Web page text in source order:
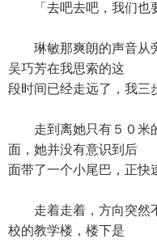
「去吧去吧，我们也要
琳敏那爽朗的声音从旁
吴巧芳在我思索的这
段时间已经走远了，我三
走到离她只有５０米
面，她并没有意识到后
面带了一个小尾巴，正快
走着走着，方向突然
校的教学楼，楼下是